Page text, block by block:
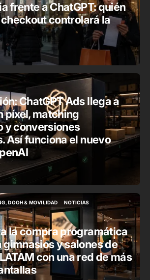
frente a ChatGPT: quién
controlará la
ChatGPT Ads llega a
píxel, matching
y conversiones
Así funciona el nuevo
DOOH & MOVILIDAD
DOOH & MOVILIDAD
NOTICIAS
NOTICIAS
la compra programática
gimnasios y salones de
con una red de más